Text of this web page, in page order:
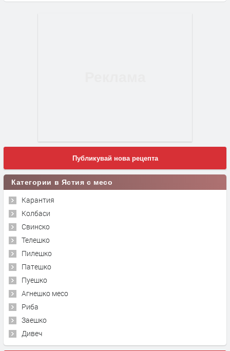
Публикувай нова рецепта
Категории в Ястия с месо
Карантия
Колбаси
Свинско
Телешко
Пилешко
Патешко
Пуешко
Агнешко месо
Риба
Заешко
Дивеч